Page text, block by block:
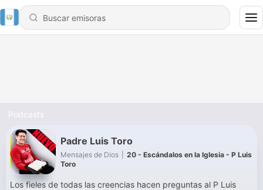
Podcasts
Padre Luis Toro
Mensajes de Dios
20 - Escándalos en la Iglesia - P Luis
Toro
Los fieles de todas las creencias hacen preguntas al P Luis